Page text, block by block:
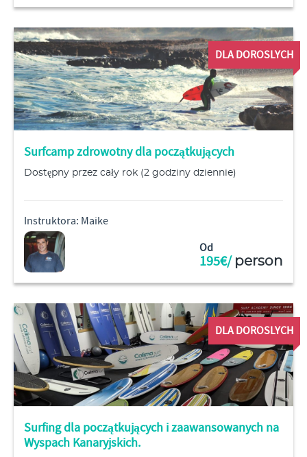
Surfcamp zdrowotny dla początkujących
Dostępny przez cały rok (2 godziny dziennie)
DLA DOROSLYCH
Instruktora: Maike
Od
195€/ person
Surfing dla początkujących i zaawansowanych na
Wyspach Kanaryjskich.
DLA DOROSLYCH